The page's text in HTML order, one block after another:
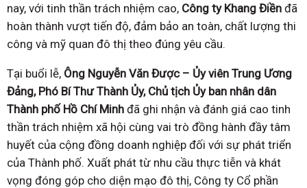
nay, với tinh thần trách nhiệm cao, Công ty Khang Điền đã
hoàn thành vượt tiến độ, đảm bảo an toàn, chất lượng thi
công và mỹ quan đô thị theo đúng yêu cầu.
Tại buổi lễ, Ông Nguyễn Văn Được – Ủy viên Trung Ương
Đảng, Phó Bí Thư Thành Ủy, Chủ tịch Ủy ban nhân dân
Thành phố Hồ Chí Minh đã ghi nhận và đánh giá cao tinh
thần trách nhiệm xã hội cùng vai trò đồng hành đầy tâm
huyết của cộng đồng doanh nghiệp đối với sự phát triển
của Thành phố. Xuất phát từ nhu cầu thực tiễn và khát
vọng đóng góp cho diện mạo đô thị, Công ty Cổ phần